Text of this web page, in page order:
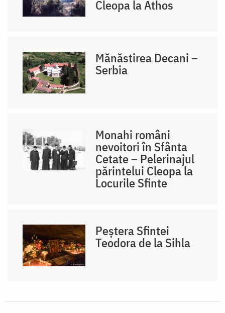
Cleopa la Athos
Mănăstirea Decani –
Serbia
Monahi români
nevoitori în Sfânta
Cetate – Pelerinajul
părintelui Cleopa la
Locurile Sfinte
Peștera Sfintei
Teodora de la Sihla